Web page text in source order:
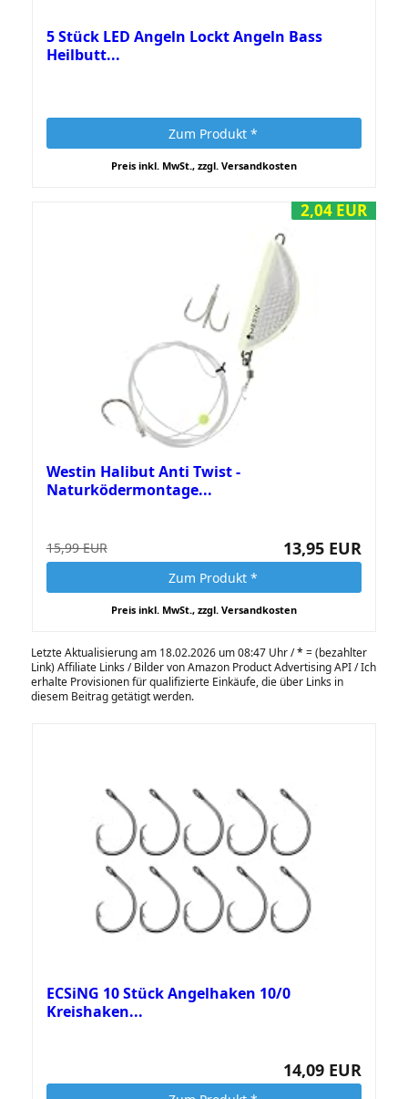
5 Stück LED Angeln Lockt Angeln Bass
Heilbutt...
Zum Produkt *
Preis inkl. MwSt., zzgl. Versandkosten
2,04 EUR
Westin Halibut Anti Twist -
Naturködermontage...
15,99 EUR 13,95 EUR
Zum Produkt *
Preis inkl. MwSt., zzgl. Versandkosten
Letzte Aktualisierung am 18.02.2026 um 08:47 Uhr /* = (bezahlter
Link) Affiliate Links / Bilder von Amazon Product Advertising API / Ich
erhalte Provisionen für qualifizierte Einkäufe, die über Links in
diesem Beitrag getätigt werden.
ECSiNG 10 Stück Angelhaken 10/0
Kreishaken...
14,09 EUR